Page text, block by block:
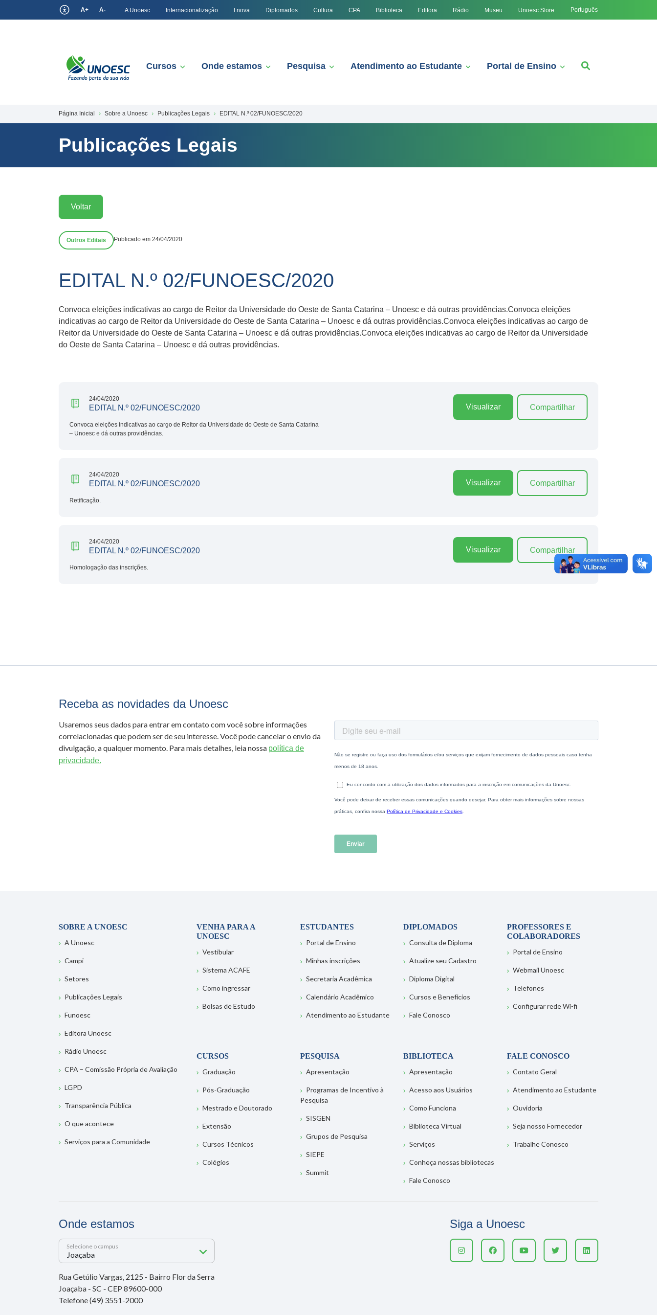
A+ A- A Unoesc Internacionalização I.nova Diplomados Cultura CPA Biblioteca Editora Rádio Museu Unoesc Store Português
Cursos Onde estamos Pesquisa Atendimento ao Estudante Portal de Ensino
Página Inicial Sobre a Unoesc Publicações Legais EDITAL N.º 02/FUNOESC/2020
Publicações Legais
Voltar
Outros Editais Publicado em 24/04/2020
EDITAL N.º 02/FUNOESC/2020
Convoca eleições indicativas ao cargo de Reitor da Universidade do Oeste de Santa Catarina – Unoesc e dá outras providências.Convoca eleições
indicativas ao cargo de Reitor da Universidade do Oeste de Santa Catarina – Unoesc e dá outras providências.Convoca eleições indicativas ao cargo de
Reitor da Universidade do Oeste de Santa Catarina – Unoesc e dá outras providências.Convoca eleições indicativas ao cargo de Reitor da Universidade
do Oeste de Santa Catarina – Unoesc e dá outras providências.
24/04/2020
EDITAL N.º 02/FUNOESC/2020
Convoca eleições indicativas ao cargo de Reitor da Universidade do Oeste de Santa Catarina
– Unoesc e dá outras providências.
Visualizar Compartilhar
24/04/2020
EDITAL N.º 02/FUNOESC/2020
Retificação.
Visualizar Compartilhar
24/04/2020
EDITAL N.º 02/FUNOESC/2020
Homologação das inscrições.
Visualizar Compartilhar
Receba as novidades da Unoesc
Usaremos seus dados para entrar em contato com você sobre informações
correlacionadas que podem ser de seu interesse. Você pode cancelar o envio da
divulgação, a qualquer momento. Para mais detalhes, leia nossa política de
privacidade.
SOBRE A UNOESC
A Unoesc
Campi
Setores
Publicações Legais
Funoesc
Editora Unoesc
Rádio Unoesc
CPA – Comissão Própria de Avaliação
LGPD
Transparência Pública
O que acontece
Serviços para a Comunidade
VENHA PARA A
UNOESC
Vestibular
Sistema ACAFE
Como ingressar
Bolsas de Estudo
ESTUDANTES
Portal de Ensino
Minhas inscrições
Secretaria Acadêmica
Calendário Acadêmico
Atendimento ao Estudante
DIPLOMADOS
Consulta de Diploma
Atualize seu Cadastro
Diploma Digital
Cursos e Benefícios
Fale Conosco
PROFESSORES E
COLABORADORES
Portal de Ensino
Webmail Unoesc
Telefones
Configurar rede Wi-fi
CURSOS
Graduação
Pós-Graduação
Mestrado e Doutorado
Extensão
Cursos Técnicos
Colégios
PESQUISA
Apresentação
Programas de Incentivo à
Pesquisa
SISGEN
Grupos de Pesquisa
SIEPE
Summit
BIBLIOTECA
Apresentação
Acesso aos Usuários
Como Funciona
Biblioteca Virtual
Serviços
Conheça nossas bibliotecas
Fale Conosco
FALE CONOSCO
Contato Geral
Atendimento ao Estudante
Ouvidoria
Seja nosso Fornecedor
Trabalhe Conosco
Onde estamos
Selecione o campus
Rua Getúlio Vargas, 2125 - Bairro Flor da Serra
Joaçaba - SC - CEP 89600-000
Telefone (49) 3551-2000
Siga a Unoesc